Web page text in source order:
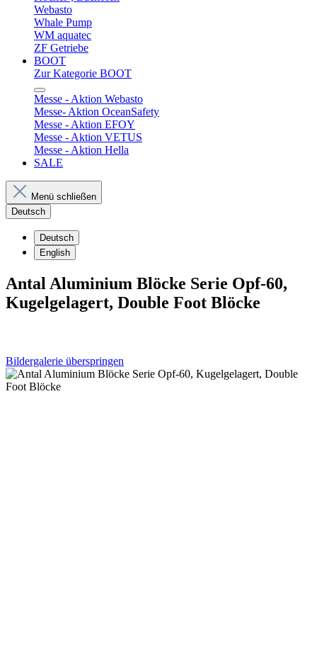
Webasto
Whale Pump
WM aquatec
ZF Getriebe
BOOT
Zur Kategorie BOOT
Messe - Aktion Webasto
Messe- Aktion OceanSafety
Messe - Aktion EFOY
Messe - Aktion VETUS
Messe - Aktion Hella
SALE
Menü schließen
Deutsch
Deutsch
English
Antal Aluminium Blöcke Serie Opf-60,
Kugelgelagert, Double Foot Blöcke
Bildergalerie überspringen